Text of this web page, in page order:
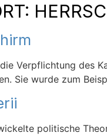
Verpflichtung des
Sie wurde zum
politische